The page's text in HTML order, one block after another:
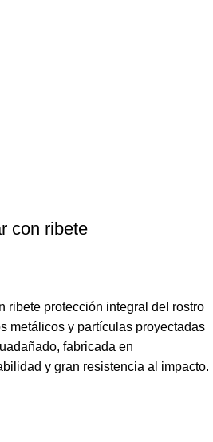
con ribete
ribete protección integral del rostro
metálicos y partículas proyectadas
fabricada en
y gran resistencia al impacto.